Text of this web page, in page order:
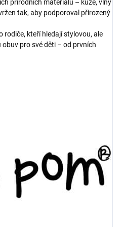
přírodních materiálů – kůže, vlny
tak, aby podporoval přirozený
rodiče, kteří hledají stylovou, ale
pro své děti – od prvních